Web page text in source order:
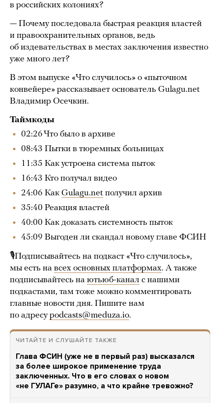
в российских колониях?
— Почему последовала быстрая реакция властей
и правоохранительных органов, ведь
об издевательствах в местах заключения известно
уже много лет?
В этом выпуске «Что случилось» о «пыточном
конвейере» рассказывает основатель Gulagu.net
Владимир Осечкин.
Таймкоды
02:26 Что было в архиве
08:43 Пытки в тюремных больницах
11:35 Как устроена система пыток
16:43 Кто получал видео
24:06 Как Gulagu.net получил архив
35:40 Реакция властей
40:00 Как доказать системность пыток
45:09 Выгоден ли скандал новому главе ФСИН
🎙Подписывайтесь на подкаст «Что случилось»,
мы есть на всех основных платформах. А также
подписывайтесь на ютьюб-канал с нашими
подкастами, там тоже можно комментировать
главные новости дня. Пишите нам
по адресуpodcasts@meduza.io.
ЧИТАЙТЕ И СЛУШАЙТЕ ТАКЖЕ
Глава ФСИН (уже не в первый раз) высказался
за более широкое применение труда
заключенных. Что в его словах о новом
«не ГУЛАГе» разумно, а что крайне тревожно?